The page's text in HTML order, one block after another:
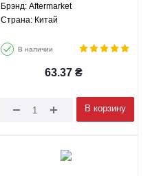
Брэнд: Aftermarket
Страна: Китай
В наличии
63.37₴
В корзину